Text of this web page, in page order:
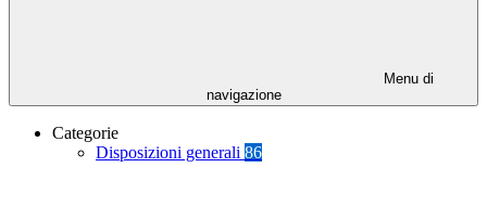
Menu di
navigazione
Categorie
Disposizioni generali 86